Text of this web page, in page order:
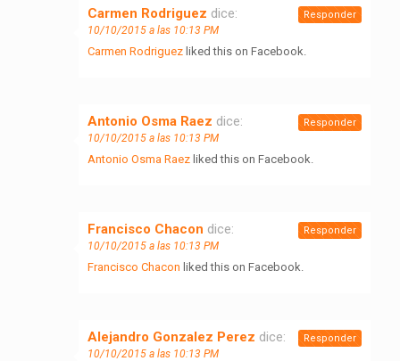
Carmen Rodriguez dice:
10/10/2015 a las 10:13 PM
Carmen Rodriguez liked this on Facebook.
Responder
Antonio Osma Raez dice:
10/10/2015 a las 10:13 PM
Antonio Osma Raez liked this on Facebook.
Responder
Francisco Chacon dice:
10/10/2015 a las 10:13 PM
Francisco Chacon liked this on Facebook.
Responder
Alejandro Gonzalez Perez dice:
10/10/2015 a las 10:13 PM
Responder